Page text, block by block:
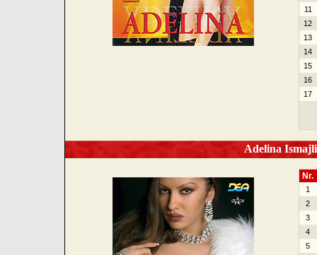
11
12
13
14
15
16
17
Adelina
Nr.
1
2
3
4
5